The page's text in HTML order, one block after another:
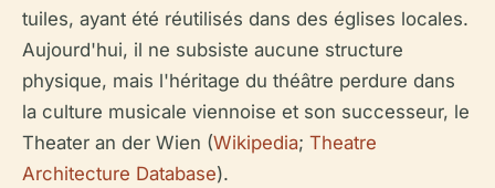
tuiles, ayant été réutilisés dans des églises locales.
Aujourd'hui, il ne subsiste aucune structure
physique, mais l'héritage du théâtre perdure dans
la culture musicale viennoise et son successeur, le
Theater an der Wien (Wikipedia; Theatre
Architecture Database).